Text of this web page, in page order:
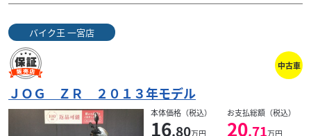
スズキ
*イントルーダー４００クラシック サイドバッグサ
ポート ２０...
本体価格:72.80万円（税込）
★126cc以上限定★ ◆通販時送料無料※ 通信販売で126cc以
バイク王 一宮店
中古車
ＪＯＧ ＺＲ ２０１３年モデル
本体価格（税込）
16.80万円
お支払総額（税込）
20.71万円